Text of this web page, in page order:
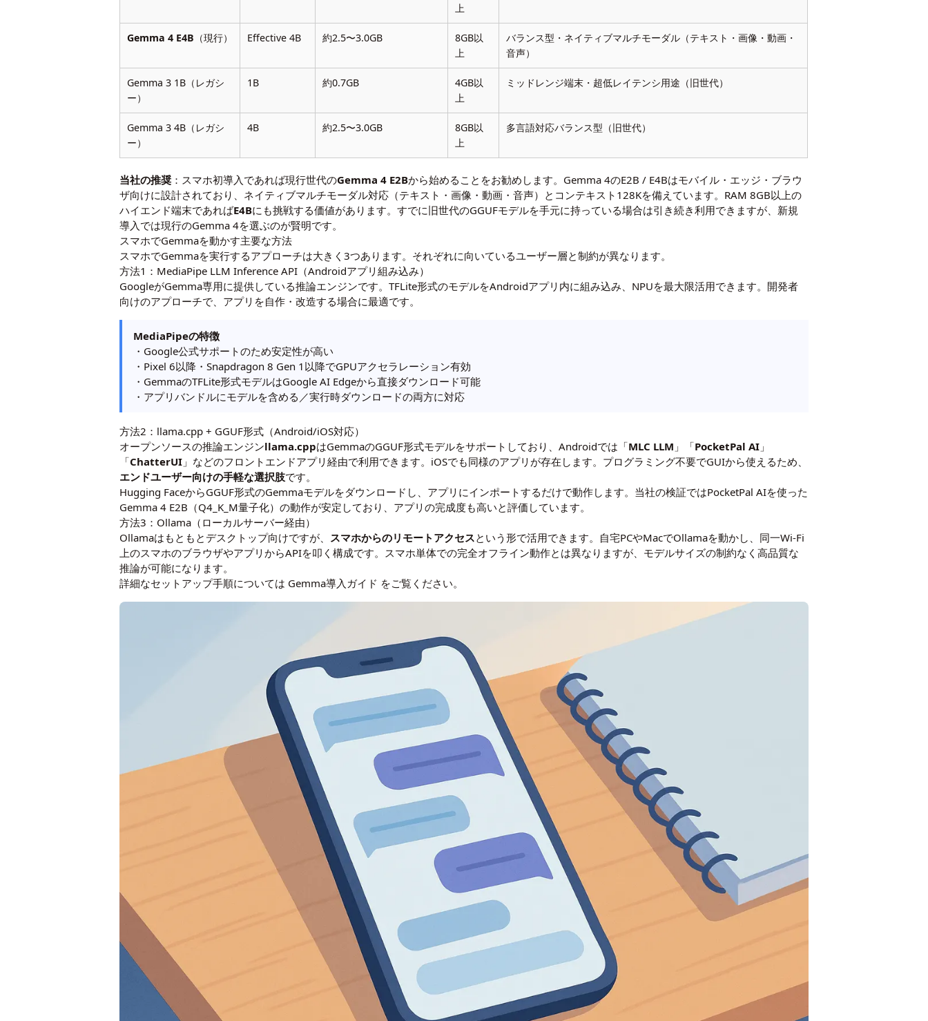
上
Gemma 4 E4B （現行） Effective 4B 約2.5〜3.0GB
8GB以
上
バランス型・ネイティブマルチモーダル（テキスト・画像・動画・
音声）
Gemma 3 1B（レガシ
ー）
1B 約0.7GB
4GB以
上
ミッドレンジ端末・超低レイテンシ用途（旧世代）
Gemma 3 4B（レガシ
ー）
4B 約2.5〜3.0GB
8GB以
上
多言語対応バランス型（旧世代）
当社の推奨 ：スマホ初導入であれば現行世代のGemma 4 E2Bから始めることをお勧めします。Gemma 4のE2B / E4Bはモバイル・エッジ・ブラウ
ザ向けに設計されており、ネイティブマルチモーダル対応（テキスト・画像・動画・音声）とコンテキスト128Kを備えています。RAM 8GB以上の
ハイエンド端末であればE4Bにも挑戦する価値があります。すでに旧世代のGGUFモデルを手元に持っている場合は引き続き利用できますが、新規
導入では現行のGemma 4を選ぶのが賢明です。
スマホでGemmaを動かす主要な方法
スマホでGemmaを実行するアプローチは大きく3つあります。それぞれに向いているユーザー層と制約が異なります。
方法1：MediaPipe LLM Inference API（Androidアプリ組み込み）
GoogleがGemma専用に提供している推論エンジンです。TFLite形式のモデルをAndroidアプリ内に組み込み、NPUを最大限活用できます。開発者
向けのアプローチで、アプリを自作・改造する場合に最適です。
MediaPipeの特徴
・Google公式サポートのため安定性が高い
・Pixel 6以降・Snapdragon 8 Gen 1以降でGPUアクセラレーション有効
・GemmaのTFLite形式モデルはGoogle AI Edgeから直接ダウンロード可能
・アプリバンドルにモデルを含める／実行時ダウンロードの両方に対応
方法2：llama.cpp + GGUF形式（Android/iOS対応）
オープンソースの推論エンジンllama.cppはGemmaのGGUF形式モデルをサポートしており、Androidでは「MLC LLM 」「PocketPal AI 」
「ChatterUI 」などのフロントエンドアプリ経由で利用できます。iOSでも同様のアプリが存在します。プログラミング不要でGUIから使えるため、
エンドユーザー向けの手軽な選択肢です。
Hugging FaceからGGUF形式のGemmaモデルをダウンロードし、アプリにインポートするだけで動作します。当社の検証ではPocketPal AIを使った
Gemma 4 E2B（Q4_K_M量子化）の動作が安定しており、アプリの完成度も高いと評価しています。
方法3：Ollama（ローカルサーバー経由）
Ollamaはもともとデスクトップ向けですが、 スマホからのリモートアクセスという形で活用できます。自宅PCやMacでOllamaを動かし、同一Wi-Fi
上のスマホのブラウザやアプリからAPIを叩く構成です。スマホ単体での完全オフライン動作とは異なりますが、モデルサイズの制約なく高品質な
推論が可能になります。
詳細なセットアップ手順については Gemma導入ガイド をご覧ください。